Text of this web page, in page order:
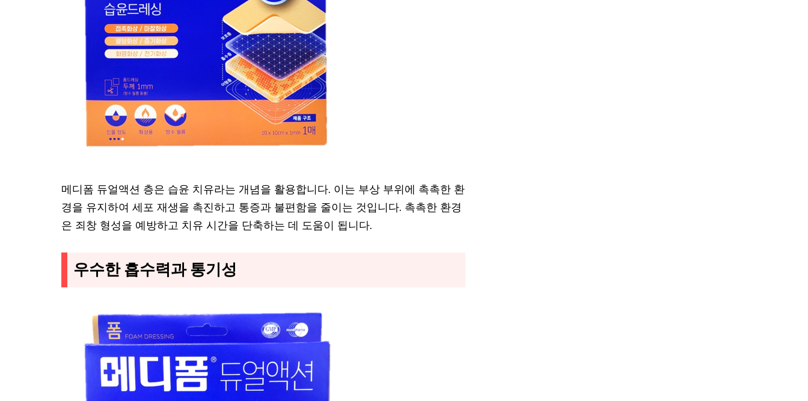
메디폼 듀얼액션 층은 습윤 치유라는 개념을 활용합니다. 이는 부상 부위에 촉촉한 환
경을 유지하여 세포 재생을 촉진하고 통증과 불편함을 줄이는 것입니다. 촉촉한 환경
은 죄창 형성을 예방하고 치유 시간을 단축하는 데 도움이 됩니다.
우수한 흡수력과 통기성